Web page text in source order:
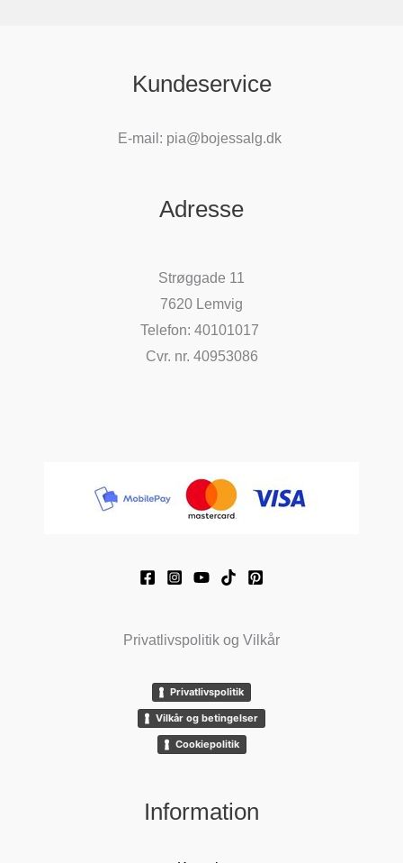
Kundeservice
E-mail: pia@bojessalg.dk
Adresse
Strøggade 11
7620 Lemvig
Telefon: 40101017
Cvr. nr. 40953086
Privatlivspolitik og Vilkår
Privatlivspolitik
Vilkår og betingelser
Cookiepolitik
Information